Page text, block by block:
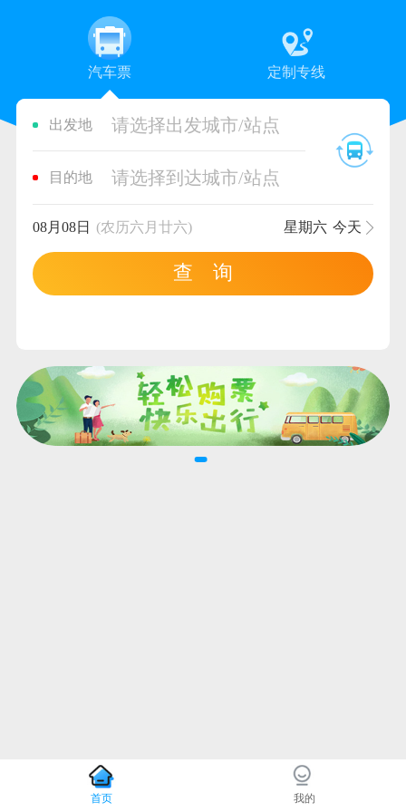
汽车票 定制专线
出发地 请选择出发城市/站点
目的地 请选择到达城市/站点
08月08日 (农历六月廿六) 星期六 今天
查 询
首页 我的